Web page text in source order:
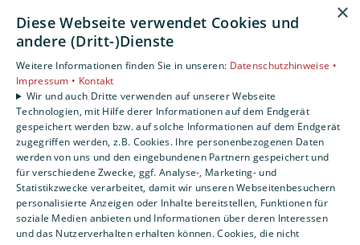
Leistungen
Privatkunden
Gewerbekunden
Karriere
Unternehmen
Standort
Nürnberg
×
Diese Webseite verwendet Cookies und
andere (Dritt-)Dienste
Weitere Informationen finden Sie in unseren: Datenschutzhinweise •
Impressum • Kontakt
Wir und auch Dritte verwenden auf unserer Webseite
Technologien, mit Hilfe derer Informationen auf dem Endgerät
gespeichert werden bzw. auf solche Informationen auf dem Endgerät
zugegriffen werden, z.B. Cookies. Ihre personenbezogenen Daten
werden von uns und den eingebundenen Partnern gespeichert und
für verschiedene Zwecke, ggf. Analyse-, Marketing- und
Statistikzwecke verarbeitet, damit wir unseren Webseitenbesuchern
personalisierte Anzeigen oder Inhalte bereitstellen, Funktionen für
soziale Medien anbieten und Informationen über deren Interessen
und das Nutzerverhalten erhalten können. Cookies, die nicht